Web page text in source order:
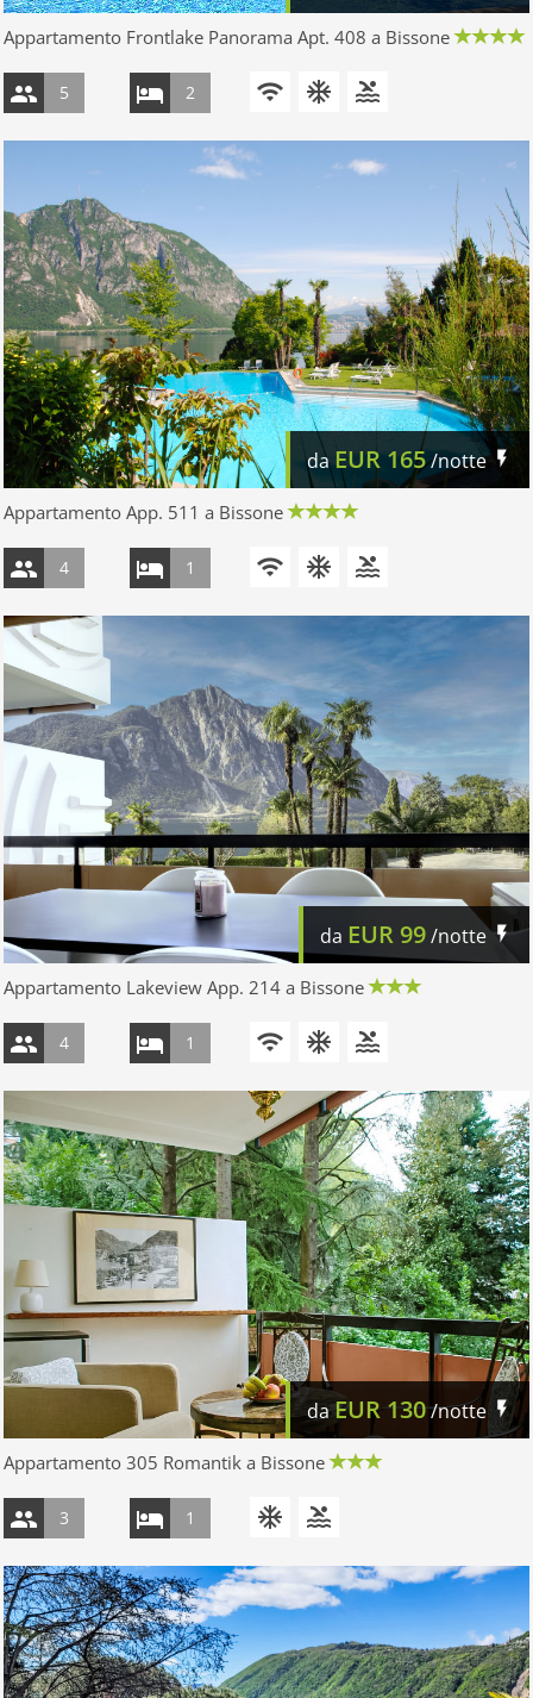
Appartamento Frontlake Panorama Apt. 408 a Bissone
5 2
daEUR165/notte
Appartamento App. 511 a Bissone
4 1
da EUR 99/notte
Appartamento Lakeview App. 214 a Bissone
4 1
daEUR130/notte
Appartamento 305 Romantik a Bissone
3 1